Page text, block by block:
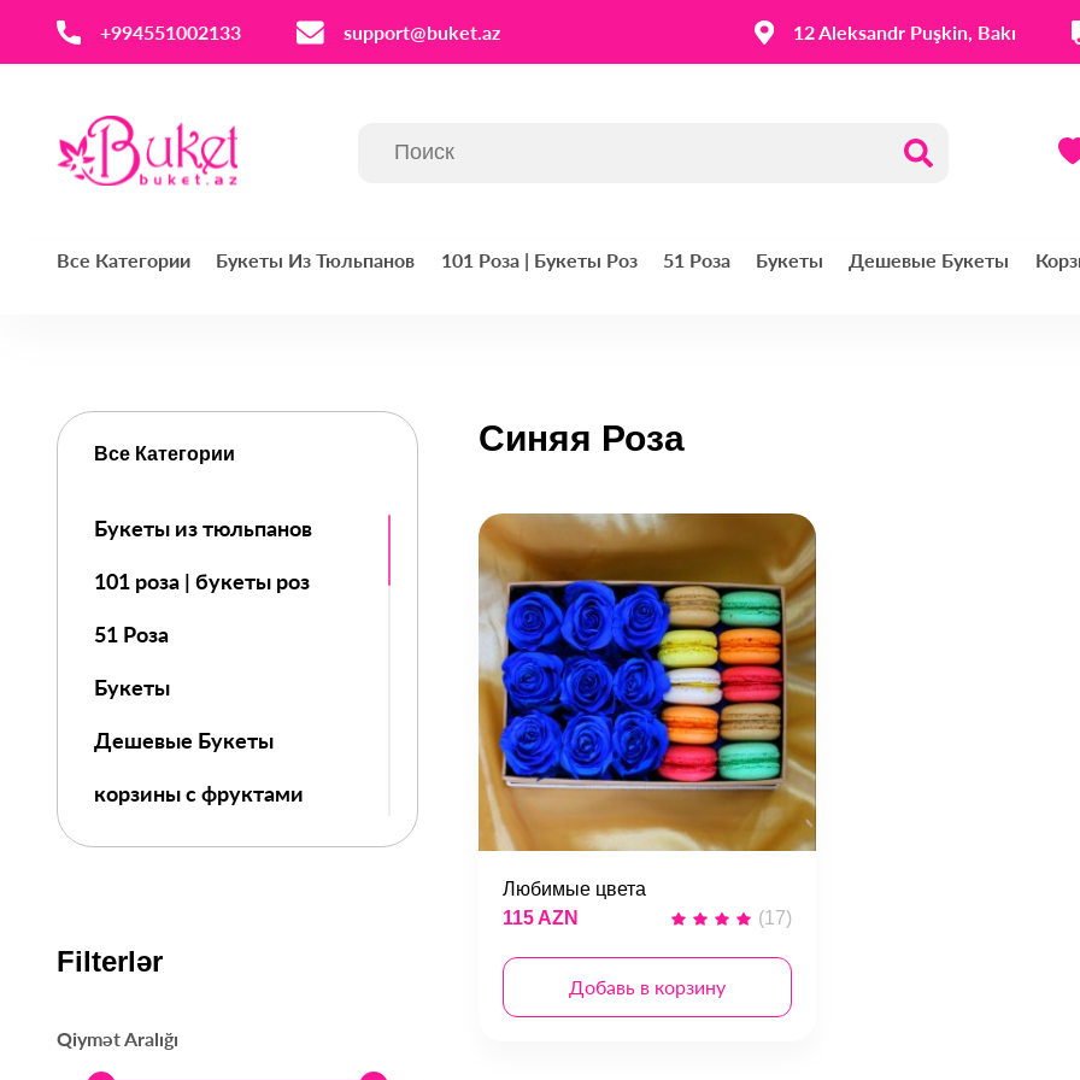
‪+994551002133‬ support@buket.az 12 Aleksandr Puşkin, Bakı
Все Категории Букеты Из Тюльпанов 101 Роза | Букеты Роз 51 Роза Букеты Дешевые Букеты
Все Категории
Букеты из тюльпанов
101 роза | букеты роз
51 Роза
Букеты
Дешевые Букеты
корзины с фруктами
Цветы
День Знаний
14 Февраля
Filterlər
Qiymət Aralığı
Синяя Роза
Любимые цвета
115 AZN
(17)
Добавь в корзину